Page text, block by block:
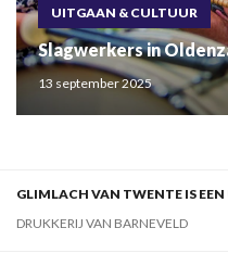
UITGAAN & CULTUUR
Slagwerkers in
13 september 2025
GLIMLACH VAN TWENTE IS
DRUKKERIJ VAN BARNEVELD